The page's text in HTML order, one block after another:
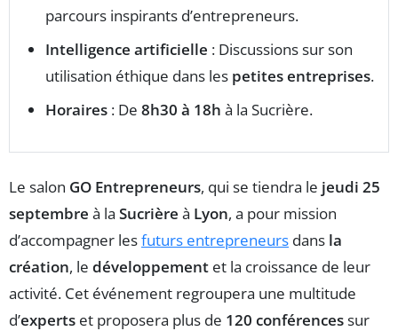
parcours inspirants d’entrepreneurs.
Intelligence artificielle : Discussions sur son
utilisation éthique dans les petites entreprises.
Horaires : De 8h30 à 18h à la Sucrière.
Le salon GO Entrepreneurs, qui se tiendra le jeudi 25
septembre à la Sucrière à Lyon, a pour mission
d’accompagner lesfuturs entrepreneurs dans la
création, le développement et la croissance de leur
activité. Cet événement regroupera une multitude
d’experts et proposera plus de 120 conférencessur